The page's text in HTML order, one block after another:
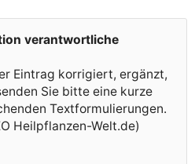
ver­ant­wort­li­che
Ein­trag kor­ri­giert, ergänzt,
Sie bit­te eine kur­ze
Textformulierungen.
Heilpflanzen-Welt.de)